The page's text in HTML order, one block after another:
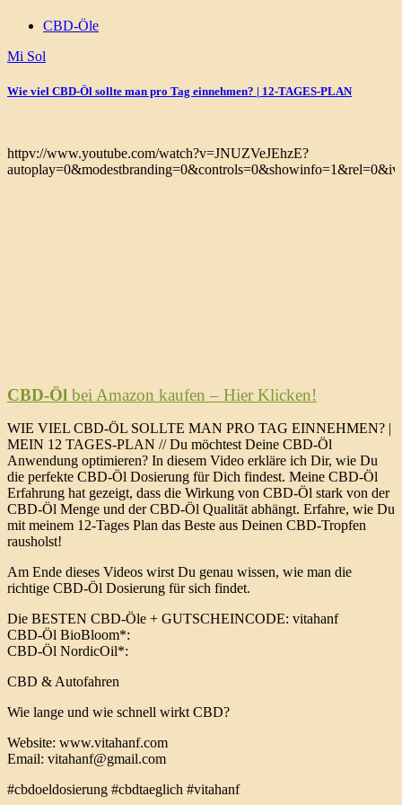
CBD-Öle
Mi Sol
Wie viel CBD-Öl sollte man pro Tag einnehmen? | 12-TAGES-PLAN
httpv://www.youtube.com/watch?v=JNUZVeJEhzE?
CBD-Öl bei Amazon kaufen – Hier Klicken!
WIE VIEL CBD-ÖL SOLLTE MAN PRO TAG EINNEHMEN? |
MEIN 12 TAGES-PLAN // Du möchtest Deine CBD-Öl
Anwendung optimieren? In diesem Video erkläre ich Dir, wie Du
die perfekte CBD-Öl Dosierung für Dich findest. Meine CBD-Öl
Erfahrung hat gezeigt, dass die Wirkung von CBD-Öl stark von der
CBD-Öl Menge und der CBD-Öl Qualität abhängt. Erfahre, wie Du
mit meinem 12-Tages Plan das Beste aus Deinen CBD-Tropfen
rausholst!
Am Ende dieses Videos wirst Du genau wissen, wie man die
richtige CBD-Öl Dosierung für sich findet.
Die BESTEN CBD-Öle + GUTSCHEINCODE: vitahanf
CBD-Öl BioBloom*:
CBD-Öl NordicOil*:
CBD & Autofahren
Wie lange und wie schnell wirkt CBD?
Website: www.vitahanf.com
Email: vitahanf@gmail.com
#cbdoeldosierung #cbdtaeglich #vitahanf